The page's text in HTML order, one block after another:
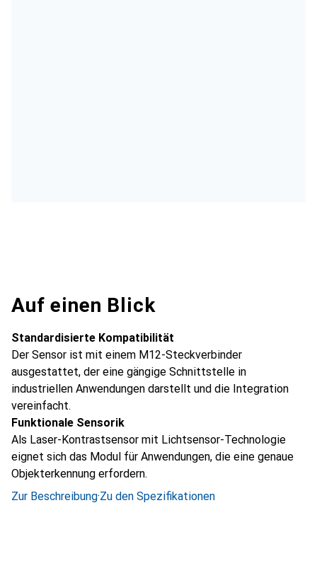
Auf einen Blick
Standardisierte Kompatibilität
Der Sensor ist mit einem M12-Steckverbinder
ausgestattet, der eine gängige Schnittstelle in
industriellen Anwendungen darstellt und die Integration
vereinfacht.
Funktionale Sensorik
Als Laser-Kontrastsensor mit Lichtsensor-Technologie
eignet sich das Modul für Anwendungen, die eine genaue
Objekterkennung erfordern.
Zur Beschreibung·Zu den Spezifikationen